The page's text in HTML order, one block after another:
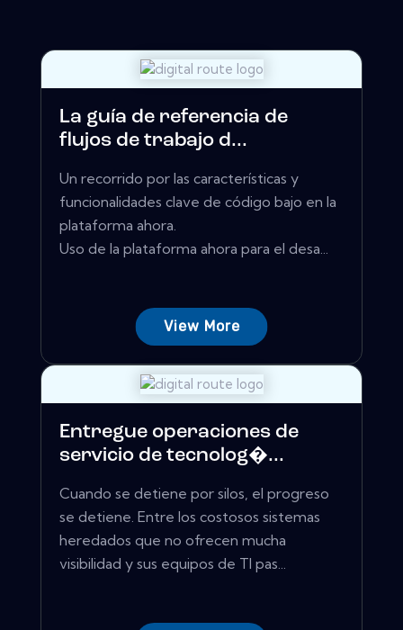
La guía de referencia de
flujos de trabajo d...
Un recorrido por las características y
funcionalidades clave de código bajo en la
plataforma ahora.
Uso de la plataforma ahora para el desa...
View More
Entregue operaciones de
servicio de tecnolog�...
Cuando se detiene por silos, el progreso
se detiene. Entre los costosos sistemas
heredados que no ofrecen mucha
visibilidad y sus equipos de TI pas...